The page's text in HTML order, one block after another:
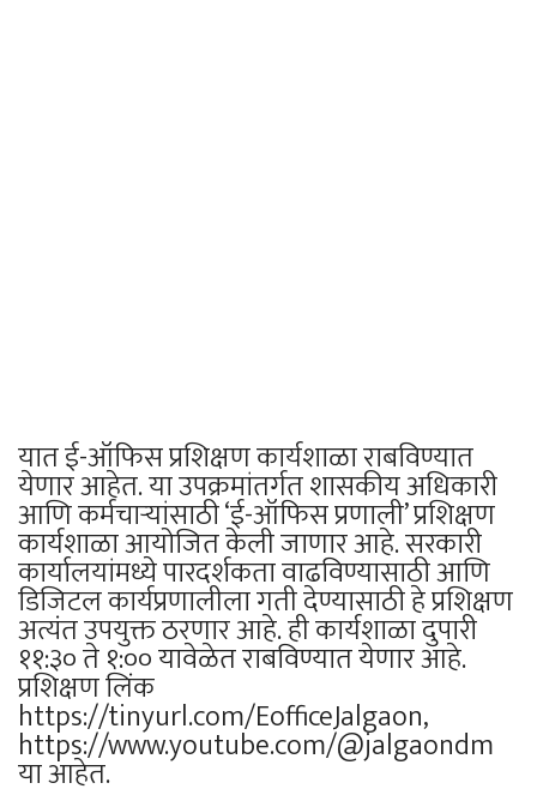
यात ई-ऑफिस प्रशिक्षण कार्यशाळा राबविण्यात
येणार आहेत. या उपक्रमांतर्गत शासकीय अधिकारी
आणि कर्मचाऱ्यांसाठी ‘ई-ऑफिस प्रणाली’ प्रशिक्षण
कार्यशाळा आयोजित केली जाणार आहे. सरकारी
कार्यालयांमध्ये पारदर्शकता वाढविण्यासाठी आणि
डिजिटल कार्यप्रणालीला गती देण्यासाठी हे प्रशिक्षण
अत्यंत उपयुक्त ठरणार आहे. ही कार्यशाळा दुपारी
११:३० ते १:०० यावेळेत राबविण्यात येणार आहे.
प्रशिक्षण लिंक
https://tinyurl.com/EofficeJalgaon,
https://www.youtube.com/@jalgaondm
या आहेत.